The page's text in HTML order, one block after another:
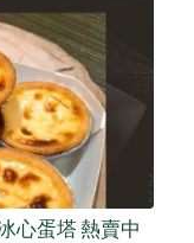
心蛋塔 熱賣中